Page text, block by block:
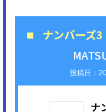
ナンバーズ